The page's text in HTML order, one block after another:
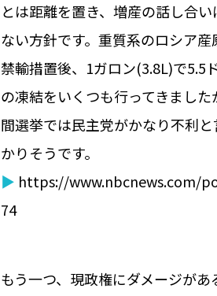
とは距離を置き、増産の話し合
ない方針です。重質系のロシア
禁輸措置後、1ガロン(3.8L)で5.5
の凍結をいくつも行ってきまし
間選挙では民主党がかなり不利
かりそうです。
▶ https://www.nbcnews.com/
74
もう一つ、現政権にダメージが